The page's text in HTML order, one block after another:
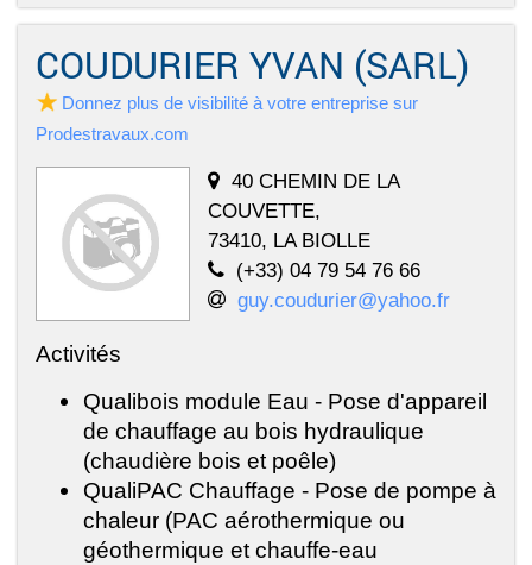
COUDURIER YVAN (SARL)
Donnez plus de visibilité à votre entreprise sur
Prodestravaux.com
40 CHEMIN DE LA
COUVETTE,
73410, LA BIOLLE
(+33) 04 79 54 76 66
guy.coudurier@yahoo.fr
Activités
Qualibois module Eau - Pose d'appareil
de chauffage au bois hydraulique
(chaudière bois et poêle)
QualiPAC Chauffage - Pose de pompe à
chaleur (PAC aérothermique ou
géothermique et chauffe-eau